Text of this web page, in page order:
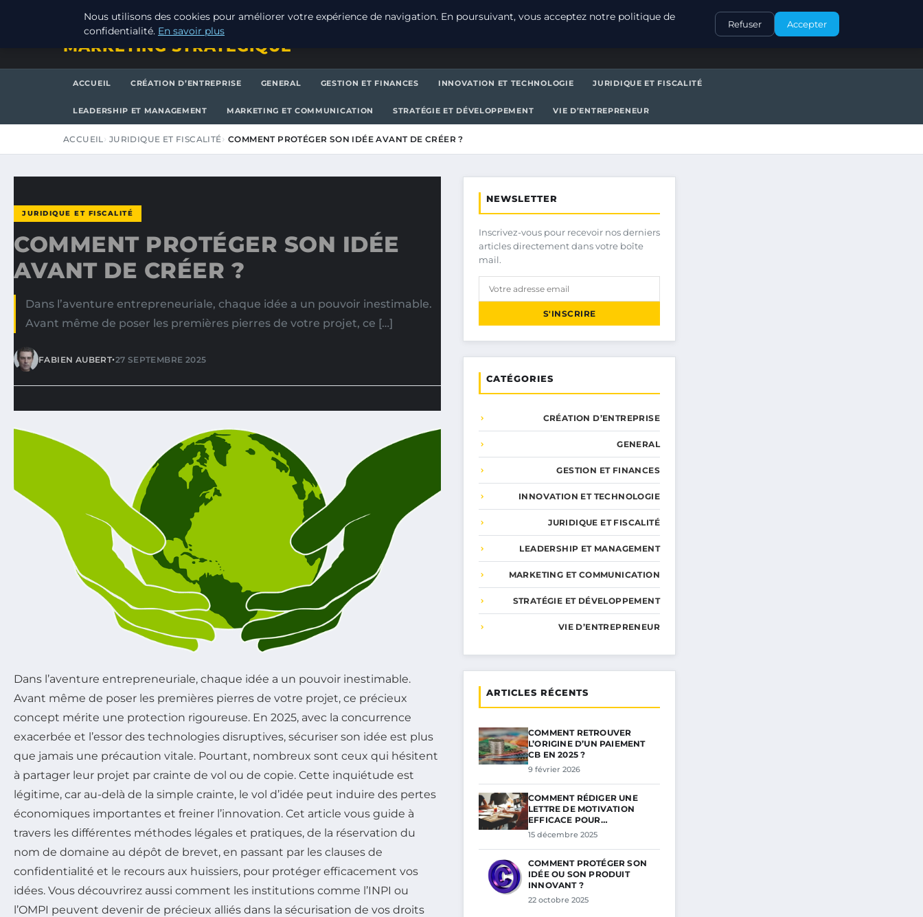
VENDREDI 7 AOÛT 2026 CONTACT
MARKETING STRATEGIQUE
ACCUEIL CRÉATION D’ENTREPRISE GENERAL GESTION ET FINANCES INNOVATION ET TECHNOLOGIE JURIDIQUE ET FISCALITÉ
LEADERSHIP ET MANAGEMENT MARKETING ET COMMUNICATION STRATÉGIE ET DÉVELOPPEMENT VIE D’ENTREPRENEUR
ACCUEIL JURIDIQUE ET FISCALITÉ COMMENT PROTÉGER SON IDÉE AVANT DE CRÉER ?
JURIDIQUE ET FISCALITÉ
COMMENT PROTÉGER SON IDÉE
AVANT DE CRÉER ?
Dans l’aventure entrepreneuriale, chaque idée a un pouvoir inestimable.
Avant même de poser les premières pierres de votre projet, ce […]
FABIEN AUBERT•27 SEPTEMBRE 2025
Dans l’aventure entrepreneuriale, chaque idée a un pouvoir inestimable.
Avant même de poser les premières pierres de votre projet, ce précieux
concept mérite une protection rigoureuse. En 2025, avec la concurrence
exacerbée et l’essor des technologies disruptives, sécuriser son idée est plus
que jamais une précaution vitale. Pourtant, nombreux sont ceux qui hésitent
à partager leur projet par crainte de vol ou de copie. Cette inquiétude est
légitime, car au-delà de la simple crainte, le vol d’idée peut induire des pertes
économiques importantes et freiner l’innovation. Cet article vous guide à
travers les différentes méthodes légales et pratiques, de la réservation du
nom de domaine au dépôt de brevet, en passant par les clauses de
confidentialité et le recours aux huissiers, pour protéger efficacement vos
idées. Vous découvrirez aussi comment les institutions comme l’INPI ou
l’OMPI peuvent devenir de précieux alliés dans la sécurisation de vos droits
NEWSLETTER
Inscrivez-vous pour recevoir nos derniers
articles directement dans votre boîte
mail.
S'INSCRIRE
CATÉGORIES
CRÉATION D’ENTREPRISE
GENERAL
GESTION ET FINANCES
INNOVATION ET TECHNOLOGIE
JURIDIQUE ET FISCALITÉ
LEADERSHIP ET MANAGEMENT
MARKETING ET COMMUNICATION
STRATÉGIE ET DÉVELOPPEMENT
VIE D’ENTREPRENEUR
ARTICLES RÉCENTS
COMMENT RETROUVER
L’ORIGINE D’UN PAIEMENT
CB EN 2025 ?
9 février 2026
COMMENT RÉDIGER UNE
LETTRE DE MOTIVATION
EFFICACE POUR…
15 décembre 2025
COMMENT PROTÉGER SON
IDÉE OU SON PRODUIT
INNOVANT ?
22 octobre 2025
Nous utilisons des cookies pour améliorer votre expérience de navigation. En poursuivant, vous acceptez notre politique de
confidentialité. En savoir plus
Refuser Accepter